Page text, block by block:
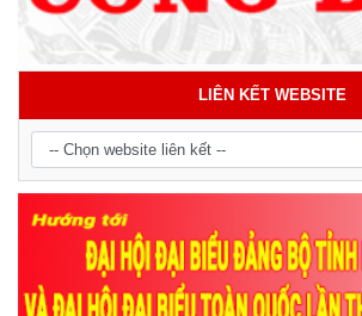
LIÊN KẾT WEBSITE